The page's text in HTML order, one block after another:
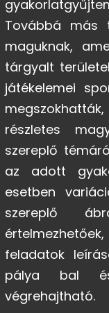
Továbbá más
maguknak,
tárgyalt
játékelemei
részletes
szereplő
az adott
esetben
szereplő
feladatok
pálya bal
végrehajtható.